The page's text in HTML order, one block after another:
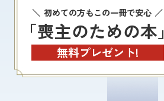
初めての方もこの一冊で安心
「喪主のための本」
無料プレゼント!